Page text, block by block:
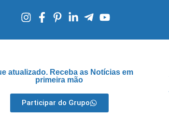
atualizado. Receba as Notícias em
primeira mão
Participar do Grupo